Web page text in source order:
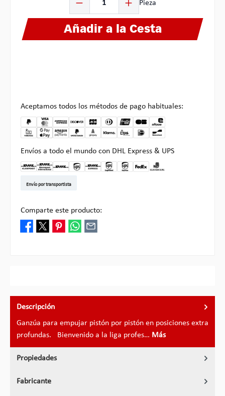
Pieza
Añadir a la Cesta
Aceptamos todos los métodos de pago habituales:
Envíos a todo el mundo con DHL Express & UPS
Envío por transportista
Comparte este producto:
Descripción
Ganzúa para empujar pistón por pistón en posiciones extra
profundas. Bienvenido a la liga profes… Más
Propiedades
Fabricante